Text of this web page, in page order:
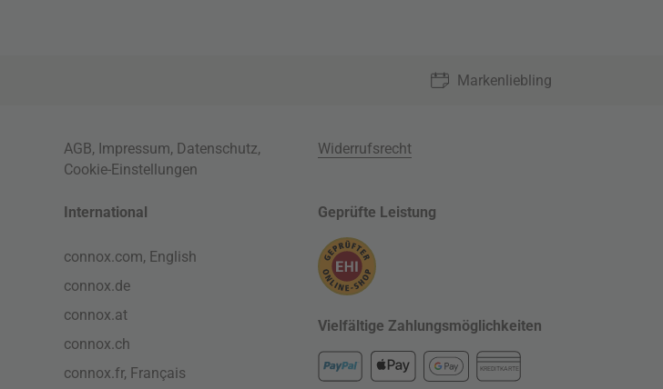
Markenliebling
AGB, Impressum, Datenschutz,
Cookie-Einstellungen
Widerrufsrecht
International
connox.com, English
connox.de
connox.at
connox.ch
connox.fr, Français
Geprüfte Leistung
Vielfältige Zahlungsmöglichkeiten
KREDITKARTE